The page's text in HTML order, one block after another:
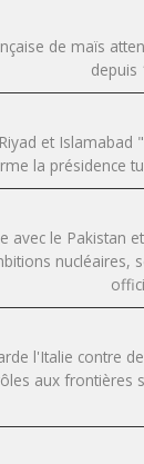
de maïs
depuis
et Islamabad
la présidence
avec le Pakistan
nucléaires,
l'Italie contre
aux frontières